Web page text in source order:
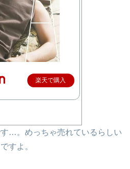
楽天で購入
…。めっちゃ売れているらしい
ですよ。